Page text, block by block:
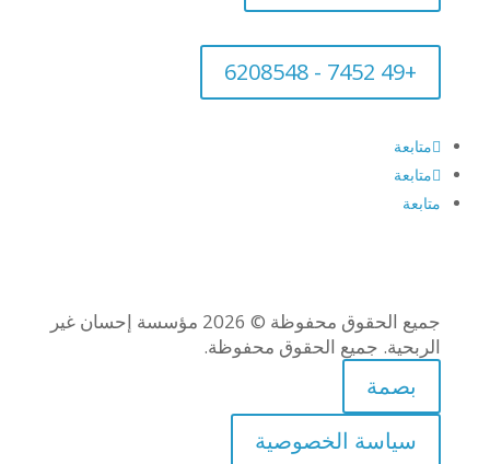
+49 7452 - 6208548
متابعة
متابعة
متابعة
جميع الحقوق محفوظة © 2026 مؤسسة إحسان غير
الربحية. جميع الحقوق محفوظة.
بصمة
سياسة الخصوصية